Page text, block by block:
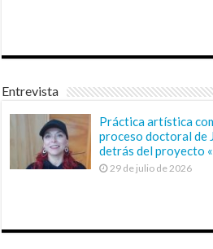
Entrevista
Práctica artística
proceso doctoral de
detrás del proyecto
29 de julio de 2026